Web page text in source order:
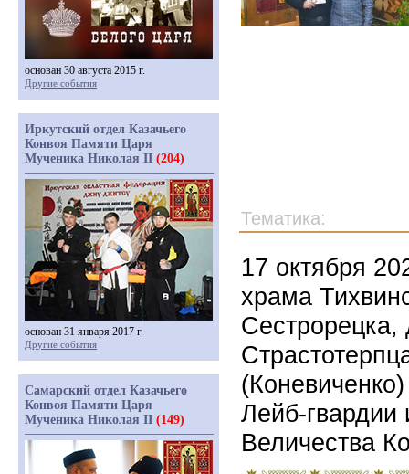
Тематика:
17 октября
храма
Сестрорецка,
Лейб-гвардии
Величества
основан 30 августа 2015 г.
Другие события
Иркутский отдел Казачьего
Конвоя Памяти Царя
Мученика Николая II (204)
основан 31 января 2017 г.
Другие события
Самарский отдел Казачьего
Конвоя Памяти Царя
Мученика Николая II (149)